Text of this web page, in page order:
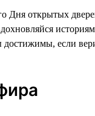
Дня открытых
если